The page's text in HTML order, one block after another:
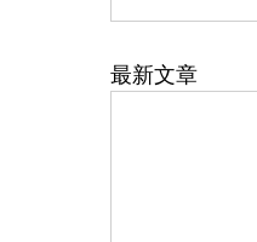
最新文章